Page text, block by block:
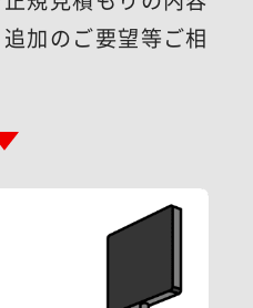
加のご要望等ご相